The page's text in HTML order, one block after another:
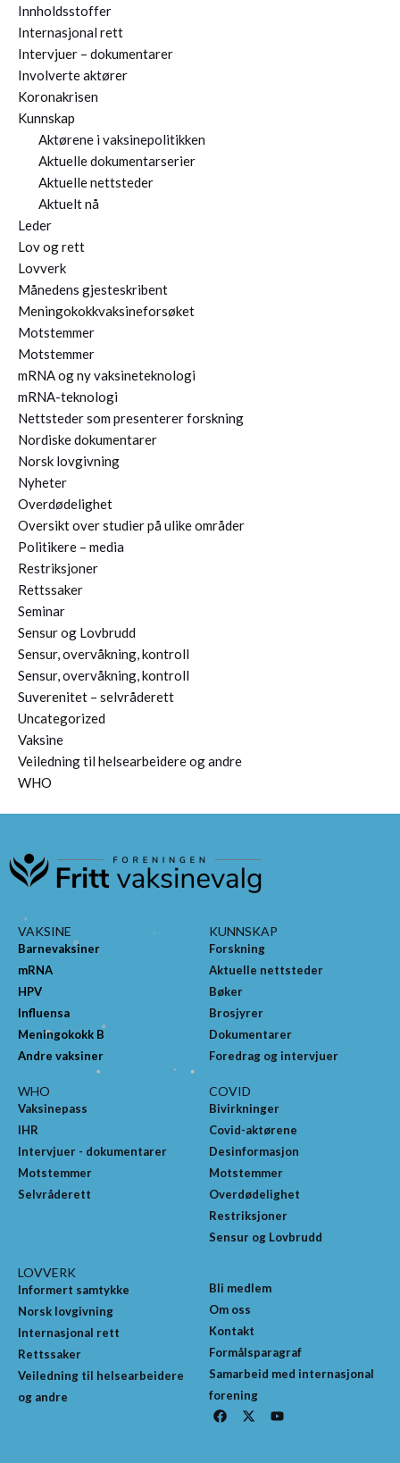
Innholdsstoffer
Internasjonal rett
Intervjuer – dokumentarer
Involverte aktører
Koronakrisen
Kunnskap
Aktørene i vaksinepolitikken
Aktuelle dokumentarserier
Aktuelle nettsteder
Aktuelt nå
Leder
Lov og rett
Lovverk
Månedens gjesteskribent
Meningokokkvaksineforsøket
Motstemmer
Motstemmer
mRNA og ny vaksineteknologi
mRNA-teknologi
Nettsteder som presenterer forskning
Nordiske dokumentarer
Norsk lovgivning
Nyheter
Overdødelighet
Oversikt over studier på ulike områder
Politikere – media
Restriksjoner
Rettssaker
Seminar
Sensur og Lovbrudd
Sensur, overvåkning, kontroll
Sensur, overvåkning, kontroll
Suverenitet – selvråderett
Uncategorized
Vaksine
Veiledning til helsearbeidere og andre
WHO
VAKSINE
Barnevaksiner
mRNA
HPV
Influensa
Meningokokk B
Andre vaksiner
KUNNSKAP
Forskning
Aktuelle nettsteder
Bøker
Brosjyrer
Dokumentarer
Foredrag og intervjuer
WHO
Vaksinepass
IHR
Intervjuer - dokumentarer
Motstemmer
Selvråderett
COVID
Bivirkninger
Covid-aktørene
Desinformasjon
Motstemmer
Overdødelighet
Restriksjoner
Sensur og Lovbrudd
LOVVERK
Informert samtykke
Norsk lovgivning
Internasjonal rett
Rettssaker
Veiledning til helsearbeidere
og andre
Bli medlem
Om oss
Kontakt
Formålsparagraf
Samarbeid med internasjonal
forening
F
a
X
-
Y
o